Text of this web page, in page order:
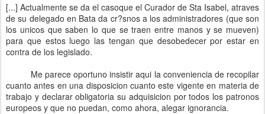
[...] Actualmente se da el casoque el Curador de Sta Isabel, atraves
de su delegado en Bata da cr?snos a los administradores (que son
los unicos que saben lo que se traen entre manos y se mueven)
para que estos luego las tengan que desobedecer por estar en
contra de los legislado.
Me parece oportuno insistir aqui la conveniencia de recopilar
cuanto antes en una disposicion cuanto este vigente en materia de
trabajo y declarar obligatoria su adquisicion por todos los patronos
europeos y que no puedan, como ahora, alegar ignorancia.